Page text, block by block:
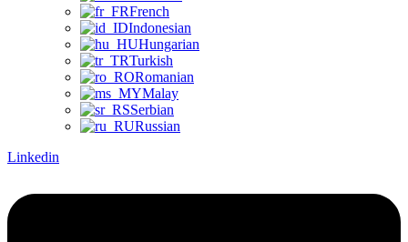
French
Indonesian
Hungarian
Turkish
Romanian
Malay
Serbian
Russian
Linkedin